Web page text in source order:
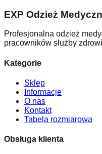
EXP Odzież
Profesjonalna odzież
pracowników służby
Kategorie
Sklep
Informacje
O nas
Kontakt
Tabela rozmiarowa
Obsługa klienta